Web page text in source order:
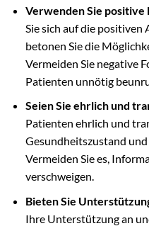
Verwenden Sie positive
Sie sich auf die positiven
betonen Sie die
Vermeiden Sie negative
Patienten unnötig
Seien Sie ehrlich und
Patienten ehrlich und
Gesundheitszustand
Vermeiden Sie es,
verschweigen.
Bieten Sie
Ihre Unterstützung an